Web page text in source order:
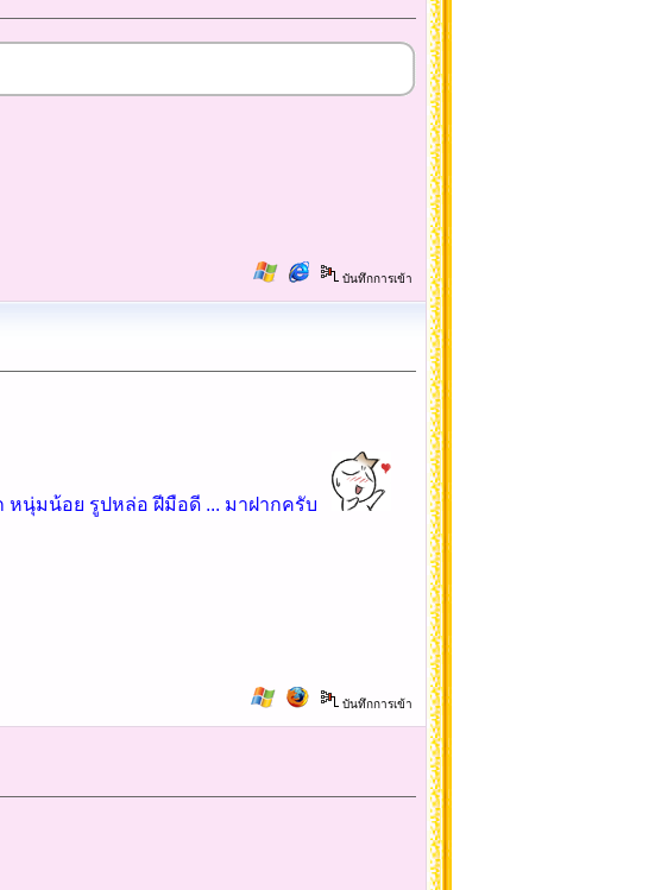
บันทึกการเข้า
นุ่มน้อย รูปหล่อ ฝีมือดี ... มาฝากครับ
บันทึกการเข้า